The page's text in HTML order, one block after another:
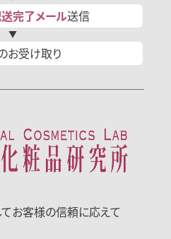
完了メール送信
お受け取り
お客様の信頼に応えて